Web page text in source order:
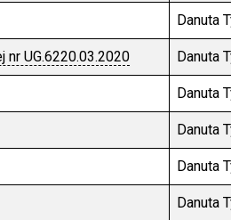
Danuta
UG.6220.03.2020 Danuta
Danuta
Danuta
Danuta
Danuta